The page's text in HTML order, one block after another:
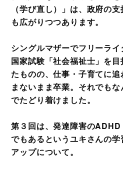
（学び直し）」は、政府の
も広がりつつあります。
シングルマザーでフリーライ
国家試験「社会福祉士」を
たものの、仕事・子育てに
まないまま卒業。それでも
でたどり着けました。
第３回は、発達障害のADHD
でもあるというユキさんの
アップについて。